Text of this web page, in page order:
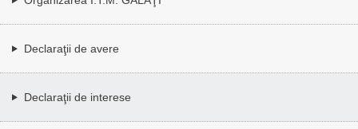
Declaraţii de avere
Declaraţii de interese